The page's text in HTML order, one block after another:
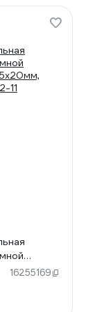
16255169